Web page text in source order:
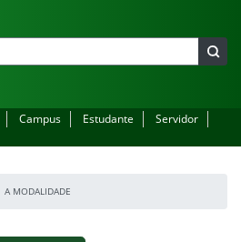
Campus Estudante
Servidor
A MODALIDADE